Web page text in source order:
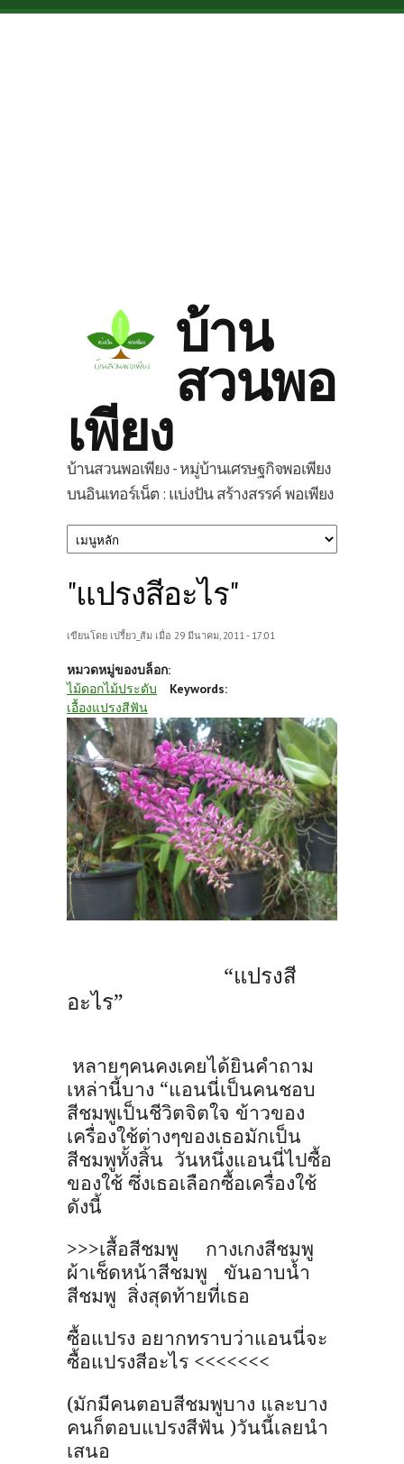
Skip to main content
บ้าน
สวนพอ
เพียง
บ้านสวนพอเพียง - หมู่บ้านเศรษฐกิจพอเพียง
บนอินเทอร์เน็ต : แบ่งปัน สร้างสรรค์ พอเพียง
"แปรงสีอะไร"
เขียนโดย เปรี้ยว_ส้ม เมื่อ 29 มีนาคม, 2011 - 17:01
หมวดหมู่ของบล็อก:
ไม้ดอกไม้ประดับ
Keywords:
เอื้องแปรงสีฟัน
“แปรงสี
อะไร”
หลายๆคนคงเคยได้ยินคำถาม
เหล่านี้บาง “แอนนี่เป็นคนชอบ
สีชมพูเป็นชีวิตจิตใจ ข้าวของ
เครื่องใช้ต่างๆของเธอมักเป็น
สีชมพูทั้งสิ้น วันหนึ่งแอนนี่ไปซื้อ
ของใช้ ซึ่งเธอเลือกซื้อเครื่องใช้
ดังนี้
>>>เสื้อสีชมพู
กางเกงสีชมพู
ผ้าเช็ดหน้าสีชมพู
ขันอาบน้ำ
สีชมพู สิ่งสุดท้ายที่เธอ
ซื้อแปรง อยากทราบว่าแอนนี่จะ
ซื้อแปรงสีอะไร <<<<<<<
(มักมีคนตอบสีชมพูบาง และบาง
คนก็ตอบแปรงสีฟัน )วันนี้เลยนำ
เสนอ